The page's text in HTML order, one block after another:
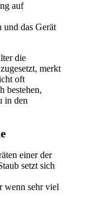
auf
und das Gerät
die
merkt
oft
bestehen,
in den
einer der
setzt sich
wenn sehr viel